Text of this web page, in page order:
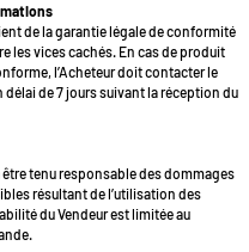
de la garantie légale de conformité
les vices cachés. En cas de produit
l’Acheteur doit contacter le
délai de 7 jours suivant la réception du
être tenu responsable des dommages
résultant de l’utilisation des
du Vendeur est limitée au